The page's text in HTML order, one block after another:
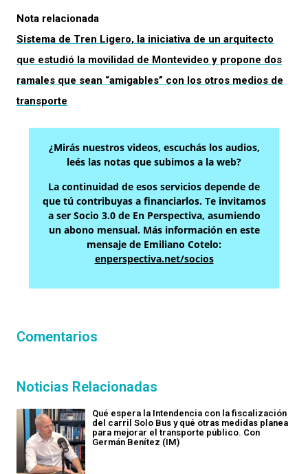
Nota relacionada
Sistema de Tren Ligero, la iniciativa de un arquitecto
que estudió la movilidad de Montevideo y propone dos
ramales que sean “amigables” con los otros medios de
transporte
¿Mirás nuestros videos, escuchás los audios,
leés las notas que subimos a la web?
La continuidad de esos servicios depende de
que tú contribuyas a financiarlos. Te invitamos
a ser Socio 3.0 de En Perspectiva, asumiendo
un abono mensual. Más información en este
mensaje de Emiliano Cotelo:
enperspectiva.net/socios
Comentarios
Noticias Relacionadas
Qué espera la Intendencia con la fiscalización
del carril Solo Bus y qué otras medidas planea
para mejorar el transporte público. Con
Germán Benítez (IM)